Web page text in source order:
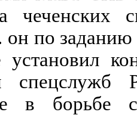
он по
в борьбе